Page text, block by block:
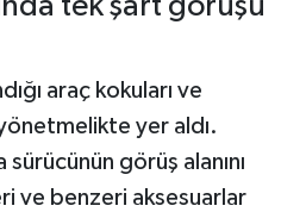
tek şart görüşü
araç kokuları ve
yer aldı.
görüş alanını
ve benzeri aksesuarlar